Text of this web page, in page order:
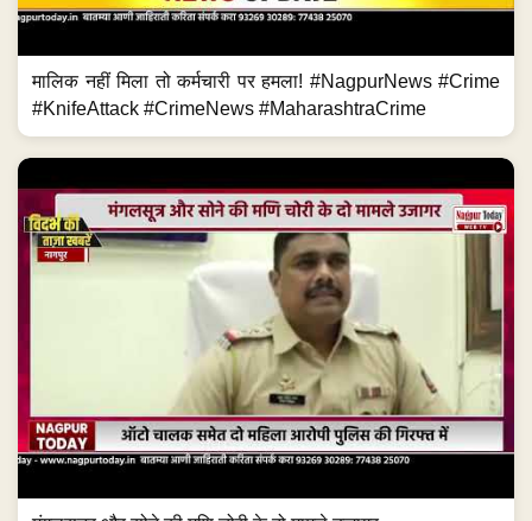
मालिक नहीं मिला तो कर्मचारी पर हमला! #NagpurNews #Crime
#KnifeAttack #CrimeNews #MaharashtraCrime